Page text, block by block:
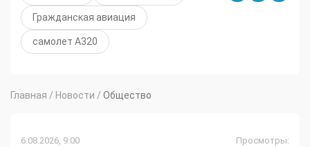
Гражданская авиация
самолет А320
Главная / Новости / Общество
6.08.2026, 9:00 Просмотры: